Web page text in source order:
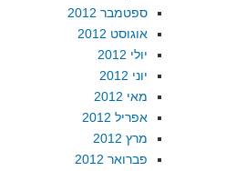
ספטמבר 2012
אוגוסט 2012
יולי 2012
יוני 2012
מאי 2012
אפריל 2012
מרץ 2012
פברואר 2012